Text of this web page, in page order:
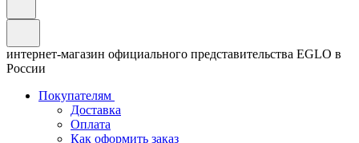
интернет-магазин официального представительства EGLO в
России
Покупателям
Доставка
Оплата
Как оформить заказ